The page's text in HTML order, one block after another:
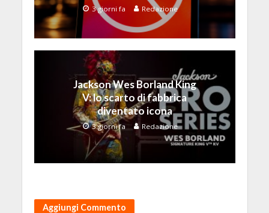
3 giorni fa Redazione
Jackson Wes Borland King
V: lo scarto di fabbrica
diventato icona
3 giorni fa Redazione
Aggiungi Commento